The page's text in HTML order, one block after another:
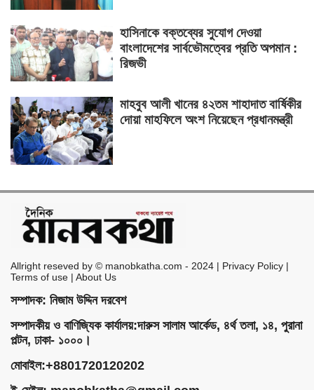
হাসিনাকে বক্তব্যের সুযোগ দেওয়া
বাংলাদেশের সার্বভৌমত্বের প্রতি অপমান :
রিজভী
মাহবুব আলী খানের ৪২তম শাহাদাত বার্ষিকীর
দোয়া মাহফিলে অংশ নিয়েছেন প্রধানমন্ত্রী
Allright reseved by © manobkatha.com - 2024 | Privacy Policy |
Terms of use | About Us
সম্পাদক: নিজাম উদ্দিন দরবেশ
সম্পাদকীয় ও বাণিজ্যিক কার্যালয়:দারুস সালাম আর্কেড, ৪র্থ তলা, ১৪, পুরানা
পল্টন, ঢাকা- ১০০০।
মোবাইল:+8801720120202